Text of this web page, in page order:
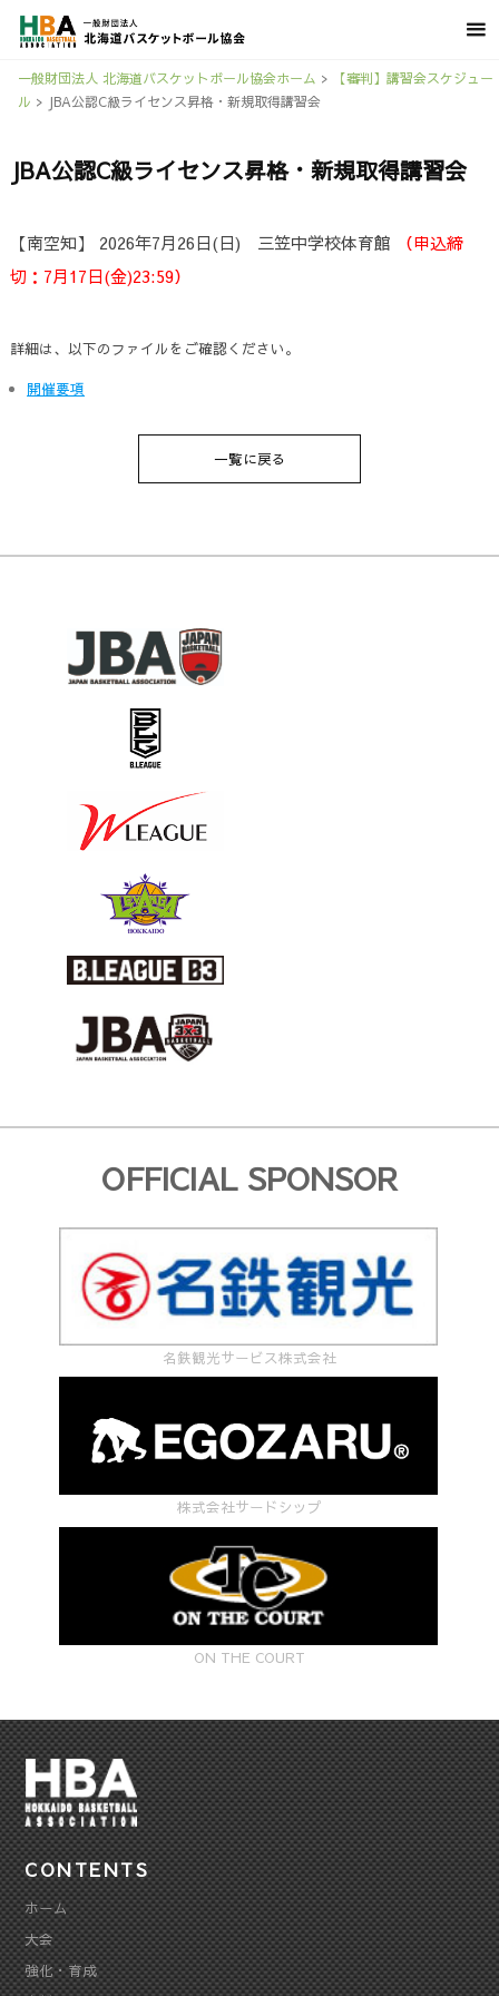
一般財団法人 北海道バスケットボール協会ホーム >
【審判】講習会スケジュー
ル > JBA公認C級ライセンス昇格・新規取得講習会
JBA公認C級ライセンス昇格・新規取得講習会
【南空知】 2026年7月26日(日) 三笠中学校体育館
（申込締
切：7月17日(金)23:59）
詳細は、以下のファイルをご確認ください。
開催要項
一覧に戻る
OFFICIAL SPONSOR
名鉄観光サービス株式会社
株式会社サードシップ
ON THE COURT
CONTENTS
ホーム
大会
強化・育成